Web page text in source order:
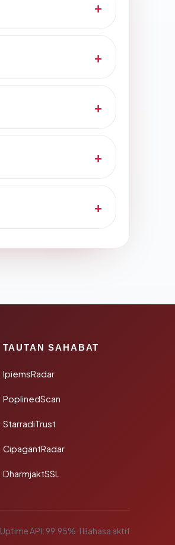
TAUTAN SAHABAT
IpiemsRadar
PoplinedScan
StarradiTrust
CipagantRadar
DharmjaktSSL
Uptime API: 99.95%·1 Bahasa aktif